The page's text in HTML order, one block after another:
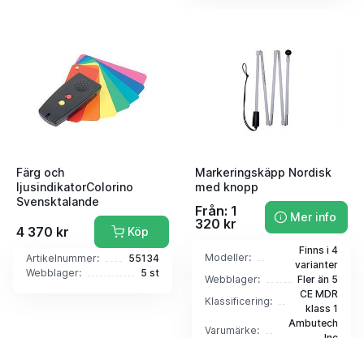
Färg och
ljusindikatorColorino
Svensktalande
4 370 kr Köp
Artikelnummer:
55134
Webblager:
5 st
Markeringskäpp Nordisk
med knopp
Från: 1
320 kr
Mer info
Modeller:
Finns i 4
varianter
Webblager:
Fler än 5
Klassificering:
CE MDR
klass 1
Varumärke:
Ambutech